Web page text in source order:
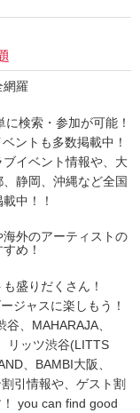
網羅
検索・参加が可能！
ントも多数掲載中！
イベント情報や、大
静岡、沖縄など全国
中！！
外のアーティストの
め！
盛りだくさん！
ジャスに楽しもう！
、MAHARAJA、
リッツ渋谷(LITTS
、BAMBI大阪、
引情報や、ゲスト割
you can find good